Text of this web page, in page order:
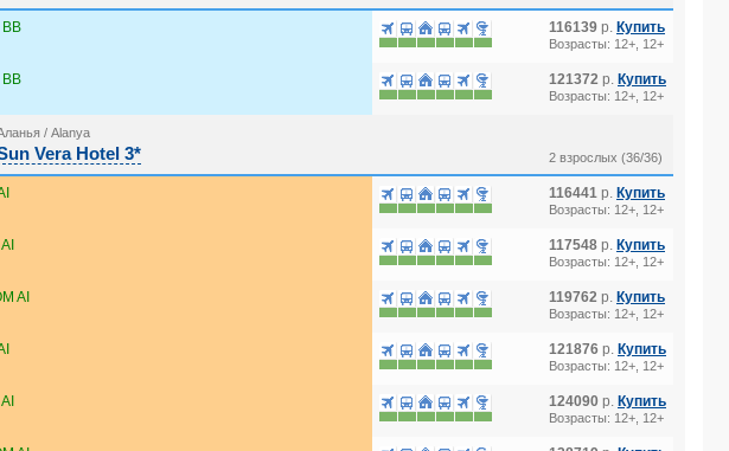
116139 р. Купить
Возрасты: 12+, 12+
121372 р. Купить
Возрасты: 12+, 12+
/ Alanya
Vera Hotel 3* 2 взрослых (36/36)
116441 р. Купить
Возрасты: 12+, 12+
117548 р. Купить
Возрасты: 12+, 12+
AI
119762 р. Купить
Возрасты: 12+, 12+
121876 р. Купить
Возрасты: 12+, 12+
124090 р. Купить
Возрасты: 12+, 12+